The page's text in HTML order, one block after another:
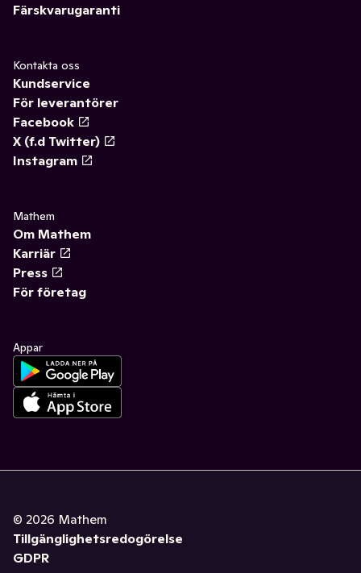
Färskvarugaranti
Kontakta oss
Kundservice
För leverantörer
Facebook
X (f.d Twitter)
Instagram
Mathem
Om Mathem
Karriär
Press
För företag
Appar
© 2026 Mathem
Tillgänglighetsredogörelse
GDPR